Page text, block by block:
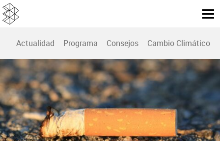
Actualidad Programa Consejos Cambio Climático